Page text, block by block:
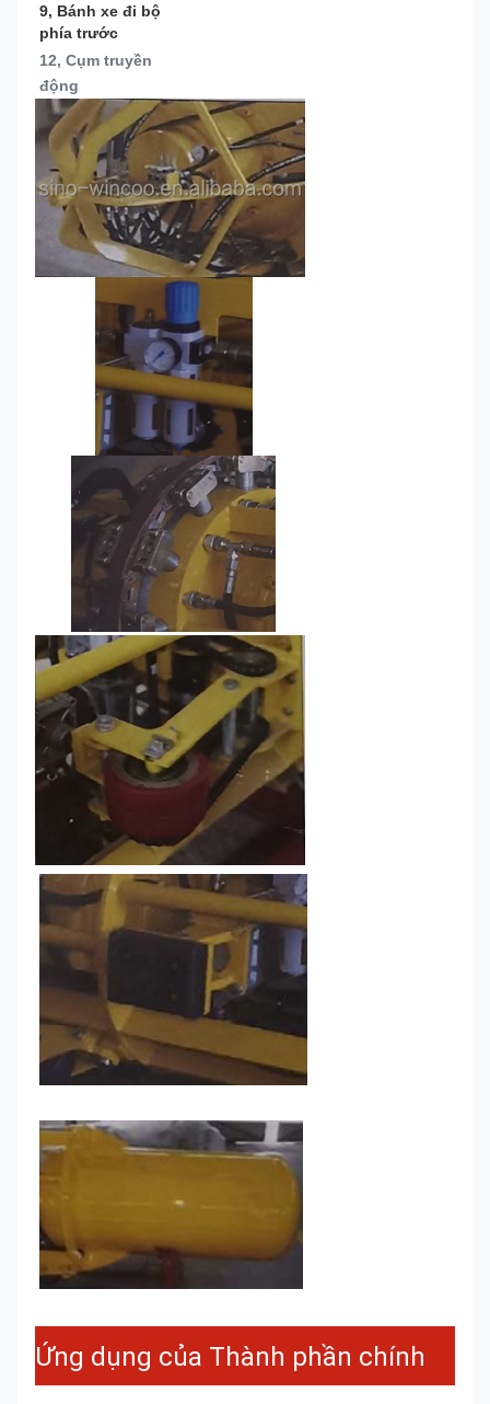
9, Bánh xe đi bộ
phía trước
12, Cụm truyền
động
Ứng dụng của Thành phần chính